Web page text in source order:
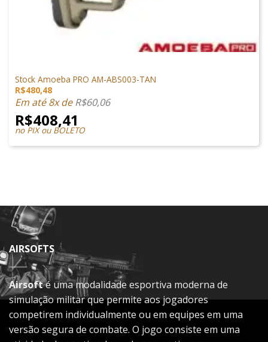
Stock Amoeba PRO AM-ABS003-TAN
R$480,48
Em até 8x deR$60,06
R$408,41
no PIX ou BOLETO
AIRSOFTS
Airsofté uma modalidade esportiva moderna de
simulação militar que permite aos jogadores
competirem individualmente ou em equipes em uma
versão segura de combate. O jogo consiste em uma